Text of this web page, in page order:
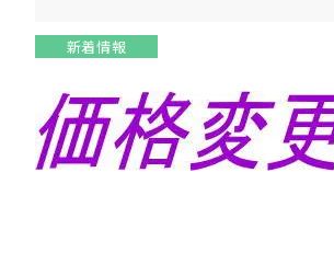
新着情報